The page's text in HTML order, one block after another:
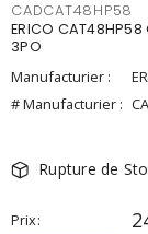
CADCAT48HP58
ERICO CAT48HP58
3PO
Manufacturier :
# Manufacturier :
Rupture de
Prix